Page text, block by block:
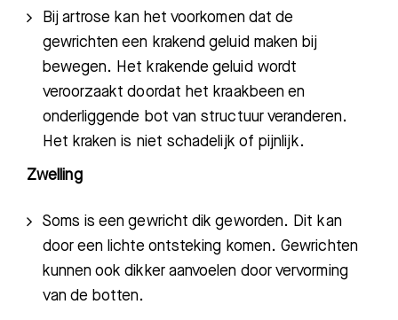
Bij artrose kan het voorkomen dat de
gewrichten een krakend geluid maken bij
bewegen. Het krakende geluid wordt
veroorzaakt doordat het kraakbeen en
onderliggende bot van structuur veranderen.
Het kraken is niet schadelijk of pijnlijk.
Zwelling
Soms is een gewricht dik geworden. Dit kan
door een lichte ontsteking komen. Gewrichten
kunnen ook dikker aanvoelen door vervorming
van de botten.